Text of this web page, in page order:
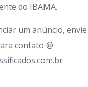
do IBAMA.
um anúncio, envie
contato @